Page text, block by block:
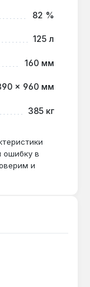
300 м²?
82 %
125 л
160 мм
× 960 мм
385 кг
ошибку в
и